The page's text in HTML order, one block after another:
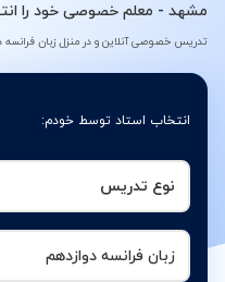
مشهد - معلم خصوصی خود را
تدریس خصوصی آنلاین و در منزل زبان
انتخاب استاد توسط خودم:
نوع تدریس
زبان فرانسه دوازدهم